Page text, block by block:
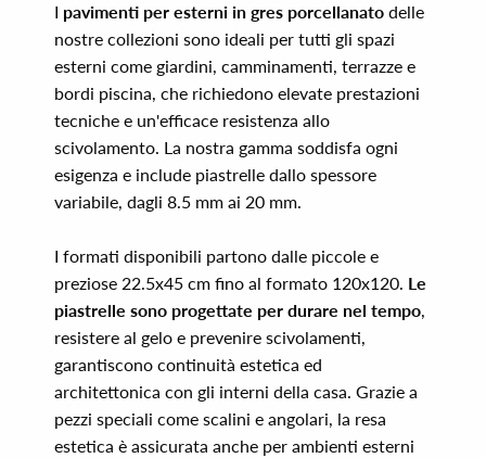
I pavimenti per esterni in gres porcellanato delle
nostre collezioni sono ideali per tutti gli spazi
esterni come giardini, camminamenti, terrazze e
bordi piscina, che richiedono elevate prestazioni
tecniche e un'efficace resistenza allo
scivolamento. La nostra gamma soddisfa ogni
esigenza e include piastrelle dallo spessore
variabile, dagli 8.5 mm ai 20 mm.
I formati disponibili partono dalle piccole e
preziose 22.5x45 cm fino al formato 120x120. Le
piastrelle sono progettate per durare nel tempo,
resistere al gelo e prevenire scivolamenti,
garantiscono continuità estetica ed
architettonica con gli interni della casa. Grazie a
pezzi speciali come scalini e angolari, la resa
estetica è assicurata anche per ambienti esterni